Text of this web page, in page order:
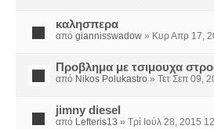
καλησπερα
από giannisswadow » Κυρ Απρ 17,
Προβλημα με τσιμουχα
από Nikos Polukastro » Τετ Σεπ 09,
jimny diesel
από Lefteris13 » Τρί Ιούλ 28, 2015